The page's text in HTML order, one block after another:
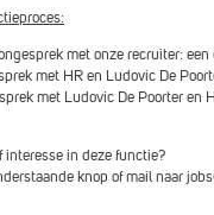
met onze recruiter:
met HR en Ludovic De
met Ludovic De Poorter en
interesse in deze functie?
knop of mail naar